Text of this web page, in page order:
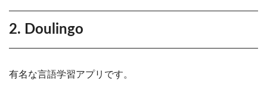
2. Doulingo
有名な言語学習アプリです。